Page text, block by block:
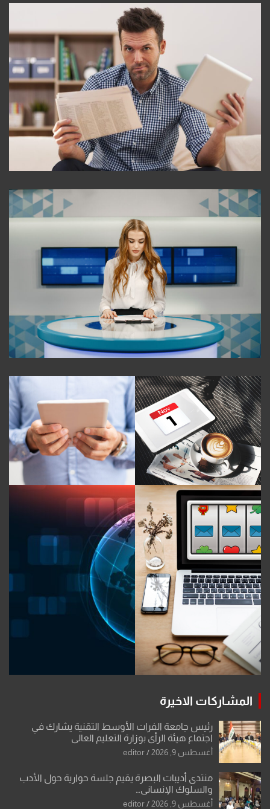
المشاركات الاخيرة
رئيس جامعة الفرات الأوسط التقنية يشارك في
اجتماع هيئة الرأي بوزارة التعليم العالي
أغسطس 9, 2026 editor
منتدى أديبات البصرة يقيم جلسة حوارية حول الأدب
والسلوك الإنساني…
أغسطس 9, 2026 editor